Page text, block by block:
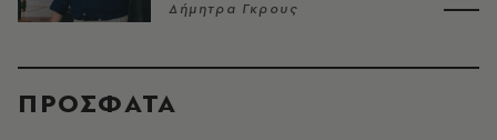
Δήμητρα Γκρους
ΠΡΟΣΦΑΤΑ